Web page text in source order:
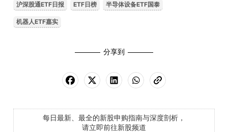
沪深股通ETF日报 ETF日榜 半导体设备ETF国泰
机器人ETF嘉实
分享到
每日最新、最全的新股申购指南与深度剖析，
请立即前往新股频道